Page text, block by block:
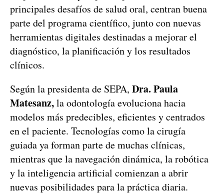
principales desafíos de salud oral, centran buena
parte del programa científico, junto con nuevas
herramientas digitales destinadas a mejorar el
diagnóstico, la planificación y los resultados
clínicos.
Según la presidenta de SEPA, Dra. Paula
Matesanz,la odontología evoluciona hacia
modelos más predecibles, eficientes y centrados
en el paciente. Tecnologías como la cirugía
guiada ya forman parte de muchas clínicas,
mientras que la navegación dinámica, la robótica
y la inteligencia artificial comienzan a abrir
nuevas posibilidades para la práctica diaria.